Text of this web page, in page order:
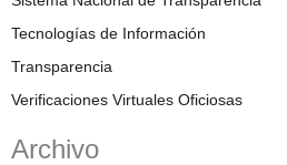
Tecnologías de Información
Transparencia
Verificaciones Virtuales Oficiosas
Archivo